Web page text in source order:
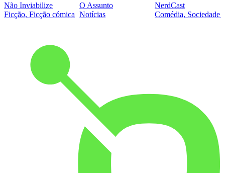
Não Inviabilize
Ficção, Ficção cómica
O Assunto
Notícias
NerdCast
Comédia, Sociedade